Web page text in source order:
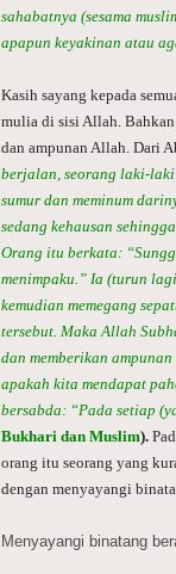
sahabatnya (sesama
apapun keyakinan atau
Kasih sayang kepada
mulia di sisi Allah. Bahkan
dan ampunan Allah. Dari
berjalan, seorang laki-laki
sumur dan meminum
sedang kehausan
Orang itu berkata:
menimpaku.” Ia (turun
kemudian memegang
tersebut. Maka Allah
dan memberikan
apakah kita mendapat
bersabda: “Pada setiap
Bukhari dan Muslim).
orang itu seorang yang
dengan menyayangi
Menyayangi binatang